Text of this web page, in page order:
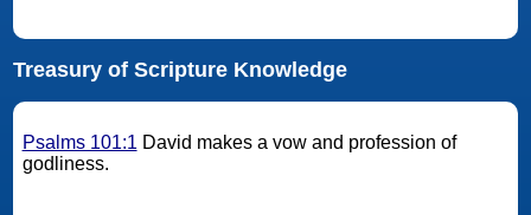
Treasury of Scripture Knowledge
Psalms 101:1 David makes a vow and profession of
godliness.